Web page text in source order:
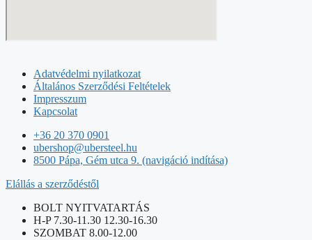
Adatvédelmi nyilatkozat
Általános Szerződési Feltételek
Impresszum
Kapcsolat
+36 20 370 0901
ubershop@ubersteel.hu
8500 Pápa, Gém utca 9. (navigáció indítása)
Elállás a szerződéstől
BOLT NYITVATARTÁS
H-P 7.30-11.30 12.30-16.30
SZOMBAT 8.00-12.00